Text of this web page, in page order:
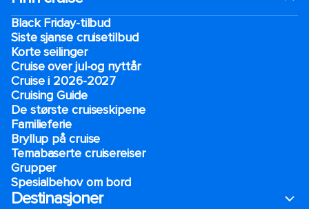
Black Friday-tilbud
Siste sjanse cruisetilbud
Korte seilinger
Cruise over jul-og nyttår
Cruise i 2026-2027
Cruising Guide
De største cruiseskipene
Familieferie
Bryllup på cruise
Temabaserte cruisereiser
Grupper
Spesialbehov om bord
Destinasjoner